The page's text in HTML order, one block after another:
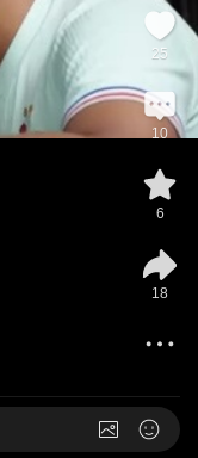
25
10
6
18